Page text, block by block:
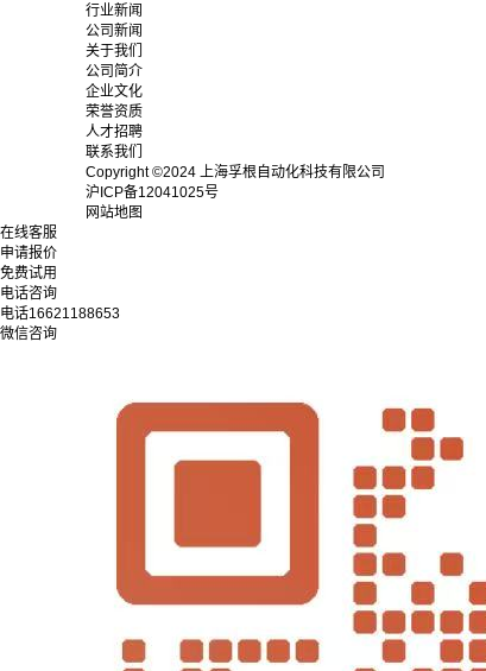
行业新闻
公司新闻
关于我们
公司简介
企业文化
荣誉资质
人才招聘
联系我们
Copyright ©2024 上海孚根自动化科技有限公司
沪ICP备12041025号
网站地图
在线客服
申请报价
免费试用
电话咨询
电话16621188653
微信咨询